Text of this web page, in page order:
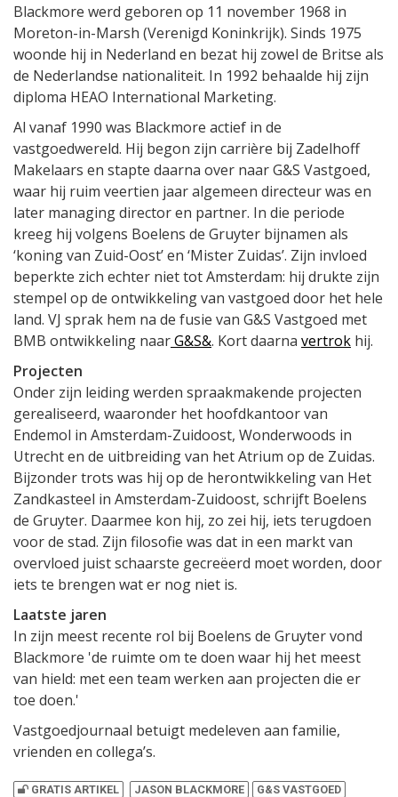
Blackmore werd geboren op 11 november 1968 in
Moreton-in-Marsh (Verenigd Koninkrijk). Sinds 1975
woonde hij in Nederland en bezat hij zowel de Britse als
de Nederlandse nationaliteit. In 1992 behaalde hij zijn
diploma HEAO International Marketing.
Al vanaf 1990 was Blackmore actief in de
vastgoedwereld. Hij begon zijn carrière bij Zadelhoff
Makelaars en stapte daarna over naar G&S Vastgoed,
waar hij ruim veertien jaar algemeen directeur was en
later managing director en partner. In die periode
kreeg hij volgens Boelens de Gruyter bijnamen als
‘koning van Zuid-Oost’ en ‘Mister Zuidas’. Zijn invloed
beperkte zich echter niet tot Amsterdam: hij drukte zijn
stempel op de ontwikkeling van vastgoed door het hele
land. VJ sprak hem na de fusie van G&S Vastgoed met
BMB ontwikkeling naarG&S&. Kort daarna vertrok hij.
Projecten
Onder zijn leiding werden spraakmakende projecten
gerealiseerd, waaronder het hoofdkantoor van
Endemol in Amsterdam-Zuidoost, Wonderwoods in
Utrecht en de uitbreiding van het Atrium op de Zuidas.
Bijzonder trots was hij op de herontwikkeling van Het
Zandkasteel in Amsterdam-Zuidoost, schrijft Boelens
de Gruyter. Daarmee kon hij, zo zei hij, iets terugdoen
voor de stad. Zijn filosofie was dat in een markt van
overvloed juist schaarste gecreëerd moet worden, door
iets te brengen wat er nog niet is.
Laatste jaren
In zijn meest recente rol bij Boelens de Gruyter vond
Blackmore 'de ruimte om te doen waar hij het meest
van hield: met een team werken aan projecten die er
toe doen.'
Vastgoedjournaal betuigt medeleven aan familie,
vrienden en collega’s.
GRATIS ARTIKEL JASON BLACKMORE
G&S VASTGOED